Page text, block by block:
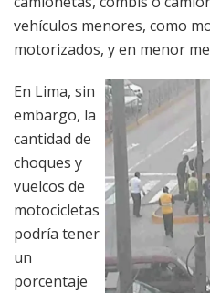
vehículos menores, como
motorizados, y en menor
En Lima, sin
embargo, la
cantidad de
choques y
vuelcos de
motocicletas
podría tener
un
porcentaje